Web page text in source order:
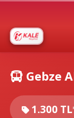
Gebze
1.300 TL